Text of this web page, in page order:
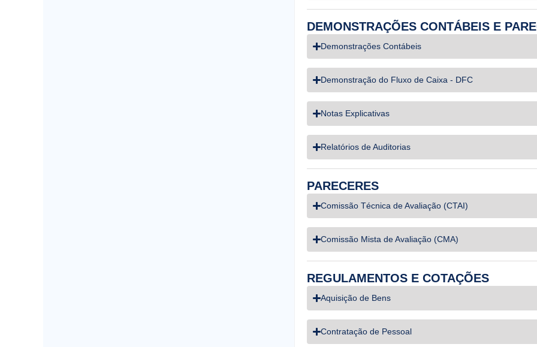
DEMONSTRAÇÕES CONTÁBEIS E
Demonstrações Contábeis
Demonstração do Fluxo de Caixa - DFC
Notas Explicativas
Relatórios de Auditorias
PARECERES
Comissão Técnica de Avaliação (CTAI)
Comissão Mista de Avaliação (CMA)
REGULAMENTOS E COTAÇÕES
Aquisição de Bens
Contratação de Pessoal